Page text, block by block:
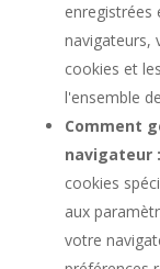
enregistrées
navigateurs,
cookies et
l'ensemble
Comment
navigateur :
cookies
aux
votre